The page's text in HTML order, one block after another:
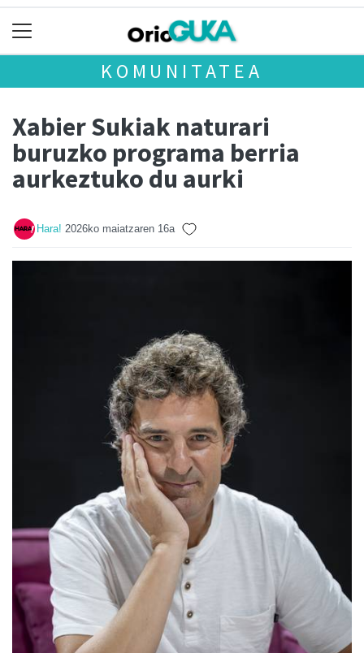
KOMUNITATEA
Xabier Sukiak naturari
buruzko programa berria
aurkeztuko du aurki
Hara! 2026ko maiatzaren 16a